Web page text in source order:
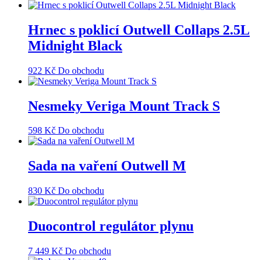
Hrnec s poklicí Outwell Collaps 2.5L
Midnight Black
922 Kč Do obchodu
Nesmeky Veriga Mount Track S
598 Kč Do obchodu
Sada na vaření Outwell M
830 Kč Do obchodu
Duocontrol regulátor plynu
7 449 Kč Do obchodu